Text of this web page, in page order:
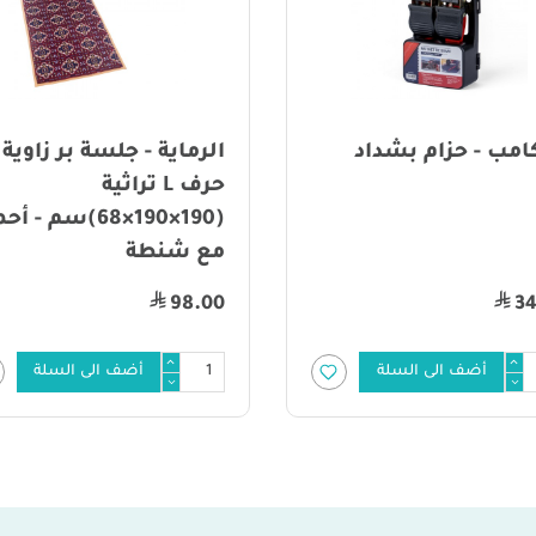
- حزام بشداد
أضف الى السلة
الرماية - جلسة بر زاوية
حرف L تراثية
(190×190×68)سم -
مع شنطة
98.00
أضف الى السلة